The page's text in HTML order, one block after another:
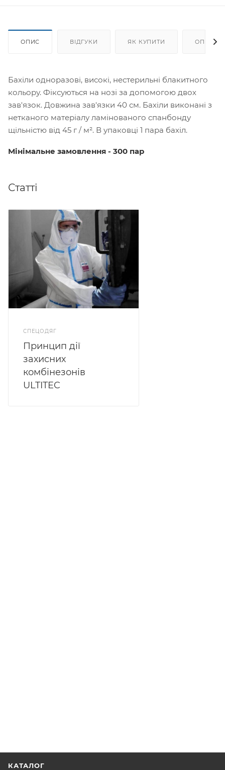
ОПИС ВІДГУКИ ЯК КУПИТИ ОПЛАТА
Бахіли одноразові, високі, нестерильні блакитного
кольору. Фіксуються на нозі за допомогою двох
зав'язок. Довжина зав'язки 40 см. Бахіли виконані з
нетканого матеріалу ламінованого спанбонду
щільністю від 45 г / м². В упаковці 1 пара бахіл.
Мінімальне замовлення - 300 пар
Статті
СПЕЦОДЯГ
Принцип дії
захисних
комбінезонів
ULTITEC
КАТАЛОГ